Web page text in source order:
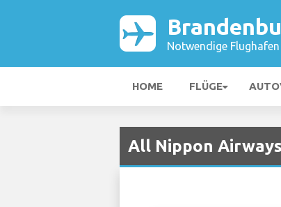
Notwendige
HOME FLÜGE
All Nippon